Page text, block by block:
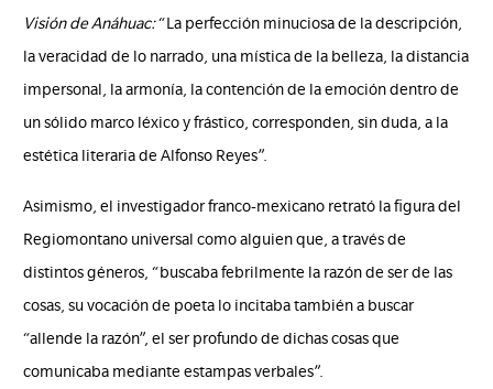
Visión de Anáhuac:“La perfección minuciosa de la descripción,
la veracidad de lo narrado, una mística de la belleza, la distancia
impersonal, la armonía, la contención de la emoción dentro de
un sólido marco léxico y frástico, corresponden, sin duda, a la
estética literaria de Alfonso Reyes”.
Asimismo, el investigador franco-mexicano retrató la figura del
Regiomontano universal como alguien que, a través de
distintos géneros, “buscaba febrilmente la razón de ser de las
cosas, su vocación de poeta lo incitaba también a buscar
“allende la razón”, el ser profundo de dichas cosas que
comunicaba mediante estampas verbales”.